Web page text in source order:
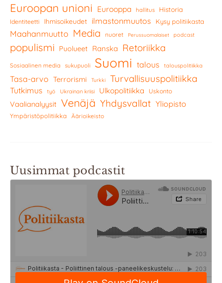
Euroopan unioni Eurooppa hallitus Historia
Identiteetti Ihmisoikeudet ilmastonmuutos Kysy politiikasta
Maahanmuutto Media nuoret Perussuomalaiset podcast
populismi Puolueet Ranska Retoriikka
Sosiaalinen media sukupuoli Suomi talous talouspolitiikka
Tasa-arvo Terrorismi Turkki Turvallisuuspolitiikka
Tutkimus työ Ukrainan kriisi Ulkopolitiikka Uskonto
Vaalianalyysit Venäjä Yhdysvallat Yliopisto
Ympäristöpolitiikka Äärioikeisto
Uusimmat podcastit